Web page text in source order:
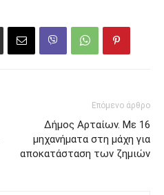
Επόμενο άρθρο
Δήμος Αρταίων. Με 16
μηχανήματα στη μάχη για
αποκατάσταση των ζημιών